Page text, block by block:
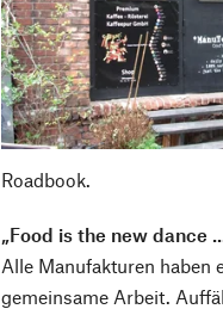
Roadbook.
„Food is the new dance
Alle Manufakturen haben
gemeinsame Arbeit.